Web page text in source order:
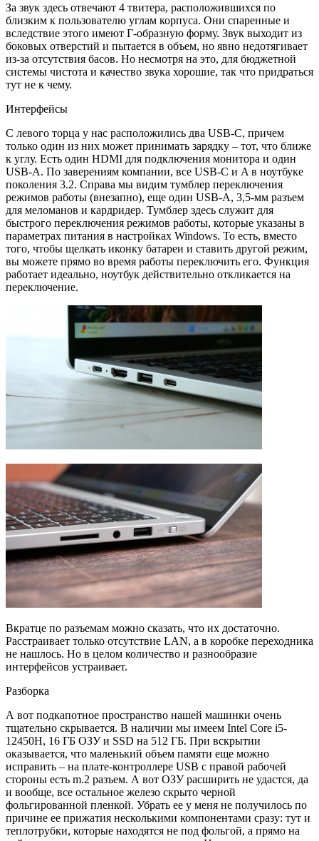
За звук здесь отвечают 4 твитера, расположившихся по
близким к пользователю углам корпуса. Они спаренные и
вследствие этого имеют Г-образную форму. Звук выходит из
боковых отверстий и пытается в объем, но явно недотягивает
из-за отсутствия басов. Но несмотря на это, для бюджетной
системы чистота и качество звука хорошие, так что придраться
тут не к чему.
Интерфейсы
С левого торца у нас расположились два USB-C, причем
только один из них может принимать зарядку – тот, что ближе
к углу. Есть один HDMI для подключения монитора и один
USB-A. По заверениям компании, все USB-C и A в ноутбуке
поколения 3.2. Справа мы видим тумблер переключения
режимов работы (внезапно), еще один USB-A, 3,5-мм разъем
для меломанов и кардридер. Тумблер здесь служит для
быстрого переключения режимов работы, которые указаны в
параметрах питания в настройках Windows. То есть, вместо
того, чтобы щелкать иконку батареи и ставить другой режим,
вы можете прямо во время работы переключить его. Функция
работает идеально, ноутбук действительно откликается на
переключение.
Вкратце по разъемам можно сказать, что их достаточно.
Расстраивает только отсутствие LAN, а в коробке переходника
не нашлось. Но в целом количество и разнообразие
интерфейсов устраивает.
Разборка
А вот подкапотное пространство нашей машинки очень
тщательно скрывается. В наличии мы имеем Intel Core i5-
12450H, 16 ГБ ОЗУ и SSD на 512 ГБ. При вскрытии
оказывается, что маленький объем памяти еще можно
исправить – на плате-контроллере USB с правой рабочей
стороны есть m.2 разъем. А вот ОЗУ расширить не удастся, да
и вообще, все остальное железо скрыто черной
фольгированной пленкой. Убрать ее у меня не получилось по
причине ее прижатия несколькими компонентами сразу: тут и
теплотрубки, которые находятся не под фольгой, а прямо на